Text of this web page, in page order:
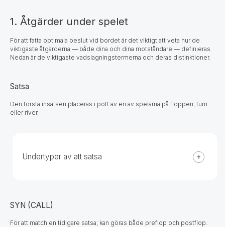
1. Åtgärder under spelet
För att fatta optimala beslut vid bordet är det viktigt att veta hur de
viktigaste åtgärderna — både dina och dina motståndare — definieras.
Nedan är de viktigaste vadslagningstermerna och deras distinktioner.
Satsa
Den första insatsen placeras i pott av en av spelarna på floppen, turn
eller river.
Undertyper av att satsa
SYN (CALL)
För att match en tidigare satsa; kan göras både preflop och postflop.